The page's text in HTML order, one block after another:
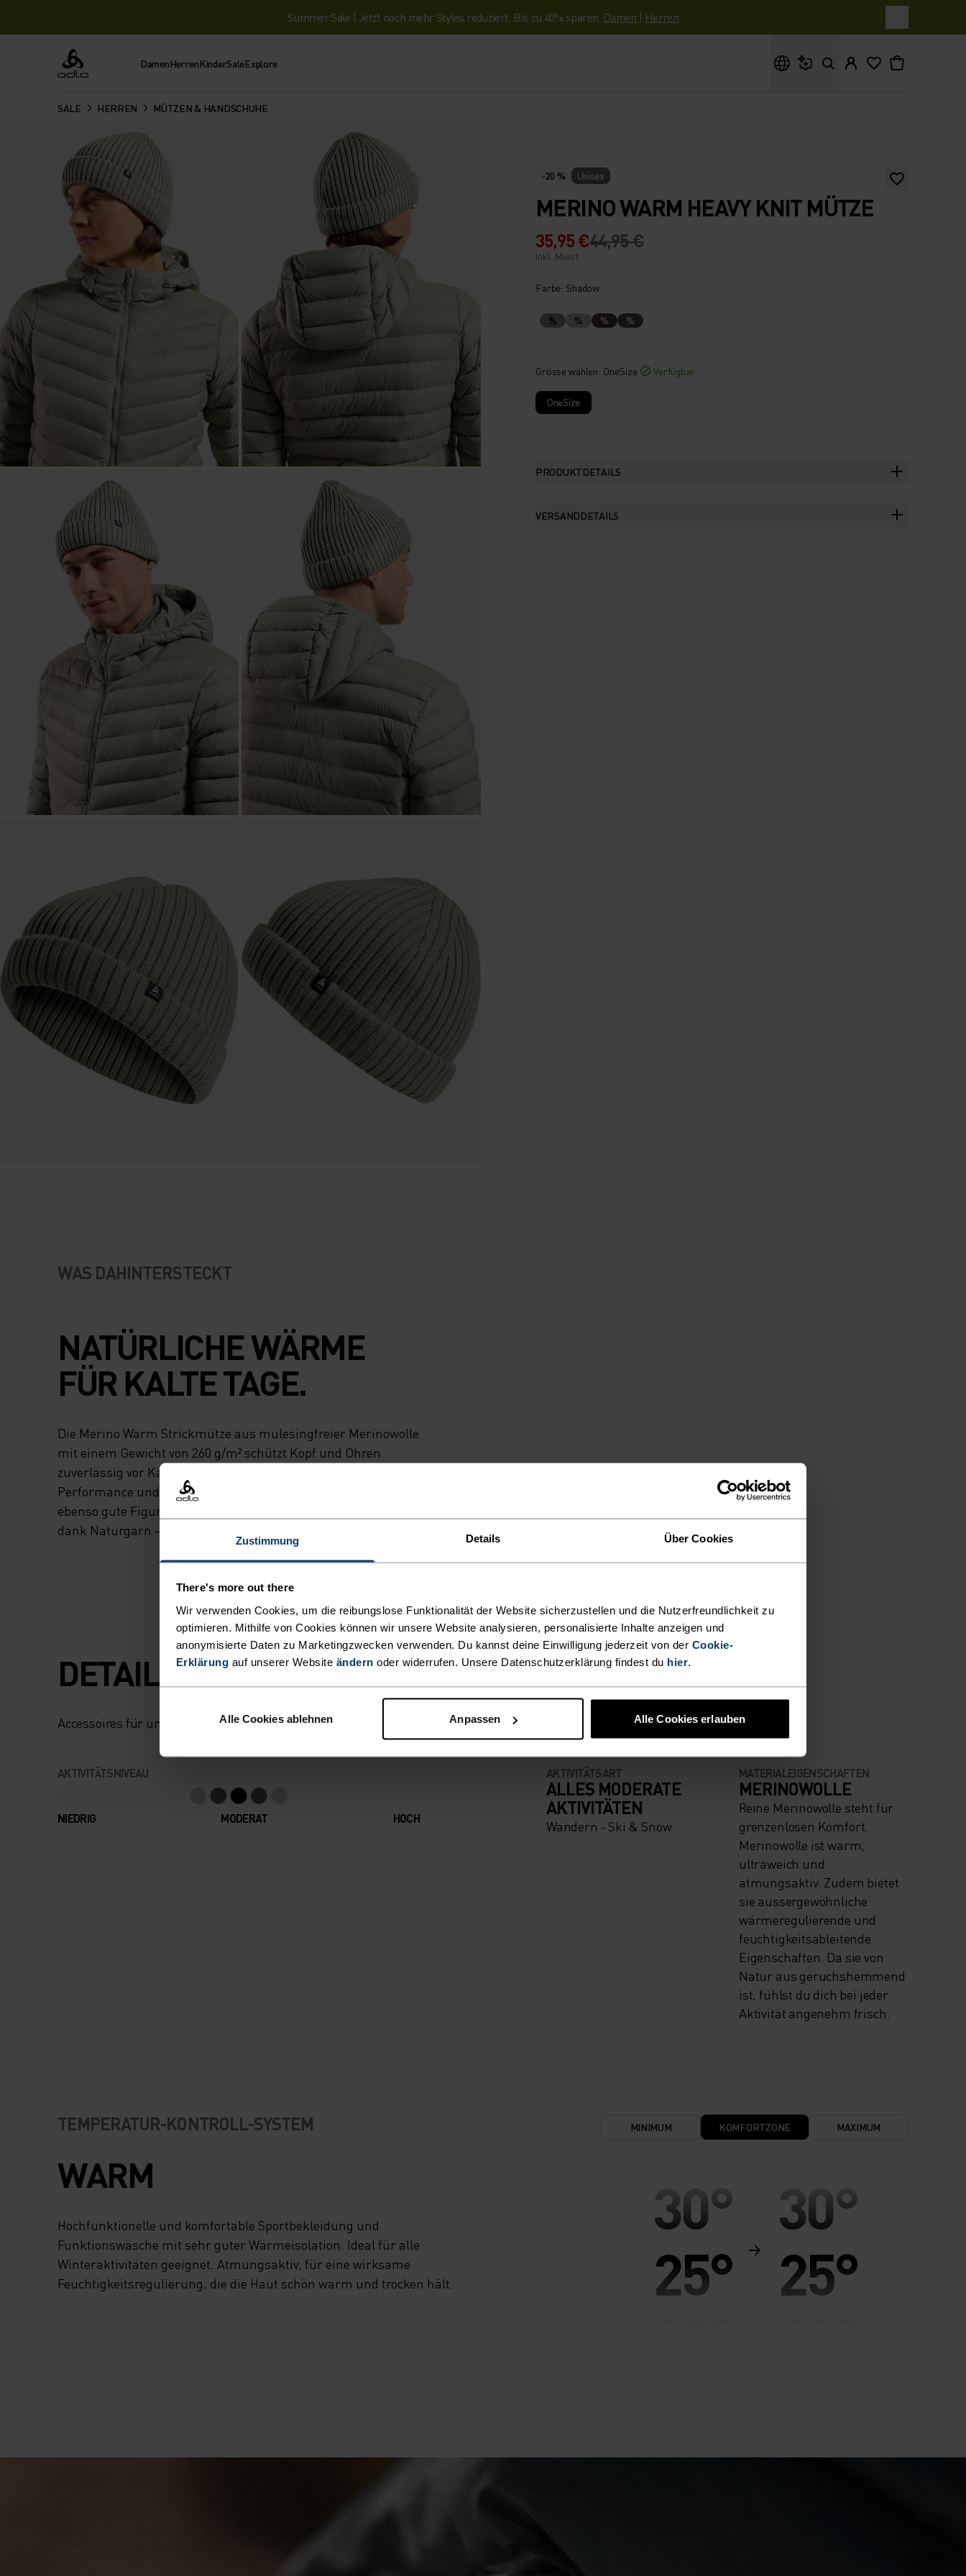
Zustimmung Details Über Cookies
There's more out there
Wir verwenden Cookies, um die reibungslose Funktionalität der Website sicherzustellen und die Nutzerfreundlichkeit zu
optimieren. Mithilfe von Cookies können wir unsere Website analysieren, personalisierte Inhalte anzeigen und
anonymisierte Daten zu Marketingzwecken verwenden. Du kannst deine Einwilligung jederzeit von der Cookie-
Erklärung auf unserer Website ändern oder widerrufen. Unsere Datenschutzerklärung findest du hier.
Alle Cookies ablehnen Anpassen Alle Cookies erlauben
Summer Sale | Jetzt noch mehr Styles reduziert. Bis zu 40% sparen. Damen | Herren
Odlo DamenHerrenKinderSaleExplore
SALE HERREN MÜTZEN & HANDSCHUHE
-20 % Unisex
MERINO WARM HEAVY KNIT MÜTZE
35,95 €44,95 €
inkl. Mwst.
Farbe: Shadow
% % % %
Grösse wählen: OneSize Verfügbar
OneSize
PRODUKTDETAILS
VERSANDDETAILS
WAS DAHINTERSTECKT
NATÜRLICHE WÄRME
FÜR KALTE TAGE.
Die Merino Warm Strickmütze aus mulesingfreier Merinowolle
mit einem Gewicht von 260 g/m² schützt Kopf und Ohren
zuverlässig vor Kälte. Dieser warme Strick-Beanie vereint
Performance und Style, sodass du damit auf der Piste eine
ebenso gute Figur machst wie im Alltag. Hoher Tragekomfort
dank Naturgarn – natürliche Wärme mit Köpfchen eben!
DETAILS, DIE DEN UNTERSCHIED MACHEN
Accessoires für unvergessliche Abenteuer.
AKTIVITÄTSNIVEAU
NIEDRIG MODERAT HOCH
AKTIVITÄTSART
ALLES MODERATE
AKTIVITÄTEN
Wandern - Ski & Snow
MATERIALEIGENSCHAFTEN
MERINOWOLLE
Reine Merinowolle steht für
grenzenlosen Komfort.
Merinowolle ist warm,
ultraweich und
atmungsaktiv. Zudem bietet
sie aussergewöhnliche
wärmeregulierende und
feuchtigkeitsableitende
Eigenschaften. Da sie von
Natur aus geruchshemmend
ist, fühlst du dich bei jeder
Aktivität angenehm frisch.
TEMPERATUR-KONTROLL-SYSTEM
WARM
Hochfunktionelle und komfortable Sportbekleidung und
Funktionswäsche mit sehr guter Wärmeisolation. Ideal für alle
Winteraktivitäten geeignet. Atmungsaktiv, für eine wirksame
Feuchtigkeitsregulierung, die die Haut schön warm und trocken hält.
MINIMUM KOMFORTZONE MAXIMUM
30°
25°
10°
30°
25°
10°